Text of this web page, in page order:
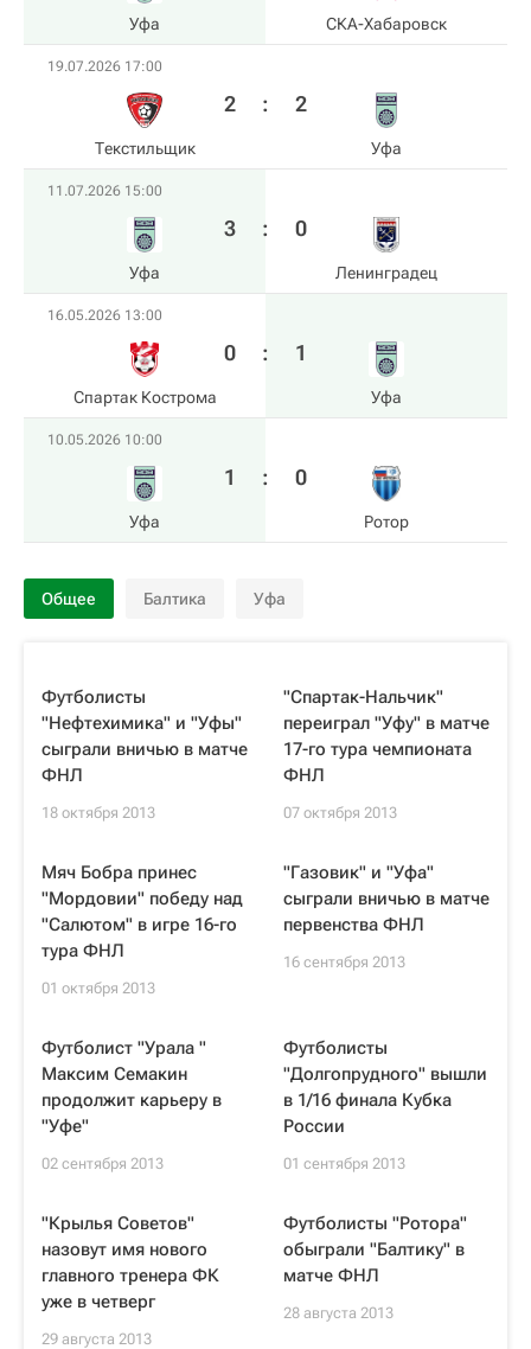
Уфа СКА-Хабаровск
19.07.2026 17:00
Текстильщик
2 : 2
Уфа
11.07.2026 15:00
Уфа
3 : 0
Ленинградец
16.05.2026 13:00
Спартак Кострома
0 : 1
Уфа
10.05.2026 10:00
Уфа
1 : 0
Ротор
Общее Балтика Уфа
Футболисты
"Нефтехимика" и "Уфы"
сыграли вничью в матче
ФНЛ
18 октября 2013
"Спартак-Нальчик"
переиграл "Уфу" в матче
17-го тура чемпионата
ФНЛ
07 октября 2013
Мяч Бобра принес
"Мордовии" победу над
"Салютом" в игре 16-го
тура ФНЛ
01 октября 2013
"Газовик" и "Уфа"
сыграли вничью в матче
первенства ФНЛ
16 сентября 2013
Футболист "Урала "
Максим Семакин
продолжит карьеру в
"Уфе"
02 сентября 2013
Футболисты
"Долгопрудного" вышли
в 1/16 финала Кубка
России
01 сентября 2013
"Крылья Советов"
назовут имя нового
главного тренера ФК
уже в четверг
29 августа 2013
Футболисты "Ротора"
обыграли "Балтику" в
матче ФНЛ
28 августа 2013